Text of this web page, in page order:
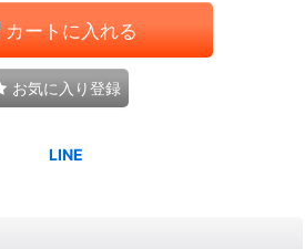
カートに入れる
お気に入り登録